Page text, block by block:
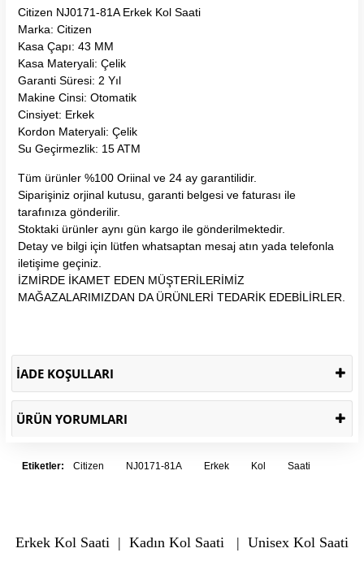
Citizen NJ0171-81A Erkek Kol Saati
Marka: Citizen
Kasa Çapı: 43 MM
Kasa Materyali: Çelik
Garanti Süresi: 2 Yıl
Makine Cinsi: Otomatik
Cinsiyet: Erkek
Kordon Materyali: Çelik
Su Geçirmezlik: 15 ATM
Tüm ürünler %100 Oriinal ve 24 ay garantilidir.
Siparişiniz orjinal kutusu, garanti belgesi ve faturası ile
tarafınıza gönderilir.
Stoktaki ürünler aynı gün kargo ile gönderilmektedir.
Detay ve bilgi için lütfen whatsaptan mesaj atın yada telefonla
iletişime geçiniz.
İZMİRDE İKAMET EDEN MÜŞTERİLERİMİZ
MAĞAZALARIMIZDAN DA ÜRÜNLERİ TEDARİK EDEBİLİRLER.
İADE KOŞULLARI
ÜRÜN YORUMLARI
Etiketler: Citizen NJ0171-81A Erkek Kol Saati
Erkek Kol Saati | Kadın Kol Saati | Unisex Kol Saati